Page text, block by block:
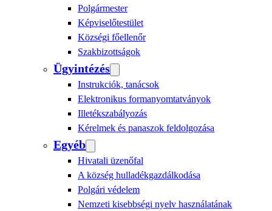
Polgármester
Képviselőtestület
Községi főellenőr
Szakbizottságok
Ügyintézés
Instrukciók, tanácsok
Elektronikus formanyomtatványok
Illetékszabályozás
Kérelmek és panaszok feldolgozása
Egyéb
Hivatali üzenőfal
A község hulladékgazdálkodása
Polgári védelem
Nemzeti kisebbségi nyelv használatának